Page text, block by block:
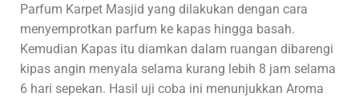
Parfum Karpet Masjid yang dilakukan dengan cara
menyemprotkan parfum ke kapas hingga basah.
Kemudian Kapas itu diamkan dalam ruangan dibarengi
kipas angin menyala selama kurang lebih 8 jam selama
6 hari sepekan. Hasil uji coba ini menunjukkan Aroma